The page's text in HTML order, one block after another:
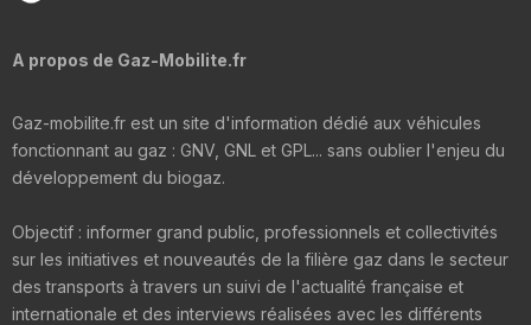
A propos de Gaz-Mobilite.fr
Gaz-mobilite.fr est un site d'information dédié aux véhicules
fonctionnant au gaz : GNV, GNL et GPL... sans oublier l'enjeu du
développement du biogaz.
Objectif : informer grand public, professionnels et collectivités
sur les initiatives et nouveautés de la filière gaz dans le secteur
des transports à travers un suivi de l'actualité française et
internationale et des interviews réalisées avec les différents